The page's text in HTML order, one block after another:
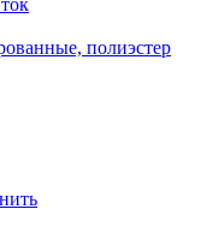
полиэстер